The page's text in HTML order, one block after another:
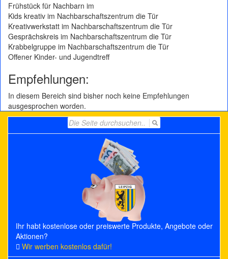
Frühstück für Nachbarn im
Kids kreativ im Nachbarschaftszentrum die Tür
Kreativwerkstatt im Nachbarschaftszentrum die Tür
Gesprächskreis im Nachbarschaftszentrum die Tür
Krabbelgruppe im Nachbarschaftszentrum die Tür
Offener Kinder- und Jugendtreff
Empfehlungen:
In diesem Bereich sind bisher noch keine Empfehlungen
ausgesprochen worden.
for:
Ihr habt kostenlose oder preiswerte Produkte, Angebote oder
Aktionen?
Wir werben kostenlos dafür!